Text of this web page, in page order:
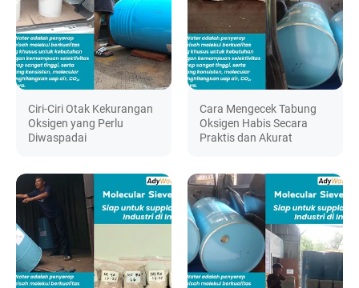
Ciri-Ciri Otak Kekurangan
Oksigen yang Perlu
Diwaspadai
Cara Mengecek Tabung
Oksigen Habis Secara
Praktis dan Akurat